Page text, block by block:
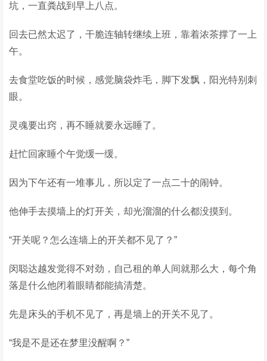
坑，一直粪战到早上八点。
回去已然太迟了，干脆连轴转继续上班，靠着浓茶撑了一上
午。
去食堂吃饭的时候，感觉脑袋炸毛，脚下发飘，阳光特别刺
眼。
灵魂要出窍，再不睡就要永远睡了。
赶忙回家睡个午觉缓一缓。
因为下午还有一堆事儿，所以定了一点二十的闹钟。
他伸手去摸墙上的灯开关，却光溜溜的什么都没摸到。
“开关呢？怎么连墙上的开关都不见了？”
闵聪达越发觉得不对劲，自己租的单人间就那么大，每个角
落是什么他闭着眼睛都能搞清楚。
先是床头的手机不见了，再是墙上的开关不见了。
“我是不是还在梦里没醒啊？”